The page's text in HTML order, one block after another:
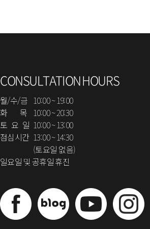
CONSULTATION HOURS
월/수/금 10:00 ~ 19:00
화 목 10:00 ~ 20:30
토 요 일 10:00 ~ 13:00
점심시간 13:00 ~ 14:30
(토요일 없음)
일요일 및 공휴일 휴진